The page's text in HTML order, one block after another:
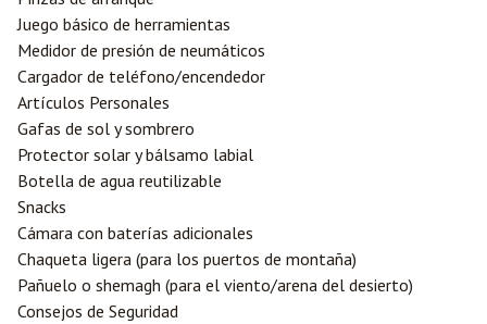
Juego básico de herramientas
Medidor de presión de neumáticos
Cargador de teléfono/encendedor
Artículos Personales
Gafas de sol y sombrero
Protector solar y bálsamo labial
Botella de agua reutilizable
Snacks
Cámara con baterías adicionales
Chaqueta ligera (para los puertos de montaña)
Pañuelo o shemagh (para el viento/arena del desierto)
Consejos de Seguridad